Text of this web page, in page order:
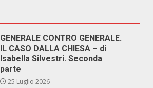
GENERALE CONTRO GENERALE.
IL CASO DALLA CHIESA – di
Isabella Silvestri. Seconda
parte
25 Luglio 2026